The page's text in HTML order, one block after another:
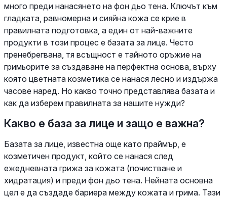
много преди нанасянето на фон дьо тена. Ключът към
гладката, равномерна и сияйна кожа се крие в
правилната подготовка, а един от най-важните
продукти в този процес е базата за лице. Често
пренебрегвана, тя всъщност е тайното оръжие на
гримьорите за създаване на перфектна основа, върху
която цветната козметика се нанася лесно и издържа
часове наред. Но какво точно представлява базата и
как да изберем правилната за нашите нужди?
Какво е база за лице и защо е важна?
Базата за лице, известна още като праймър, е
козметичен продукт, който се нанася след
ежедневната грижа за кожата (почистване и
хидратация) и преди фон дьо тена. Нейната основна
цел е да създаде бариера между кожата и грима. Тази